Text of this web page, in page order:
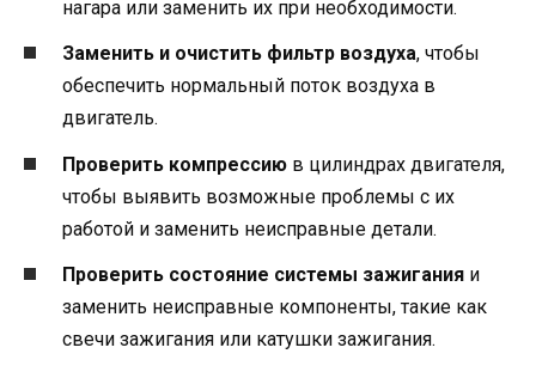
нагара или заменить их при необходимости.
Заменить и очистить фильтр воздуха, чтобы
обеспечить нормальный поток воздуха в
двигатель.
Проверить компрессию в цилиндрах двигателя,
чтобы выявить возможные проблемы с их
работой и заменить неисправные детали.
Проверить состояние системы зажигания и
заменить неисправные компоненты, такие как
свечи зажигания или катушки зажигания.